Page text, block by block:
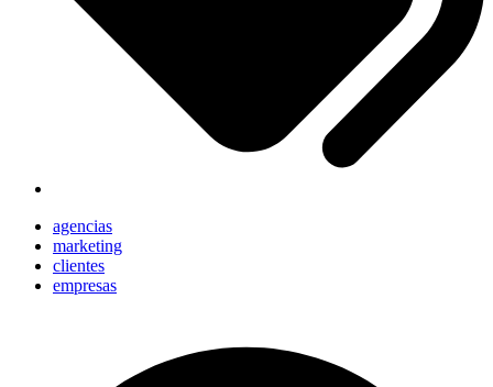
agencias
marketing
clientes
empresas